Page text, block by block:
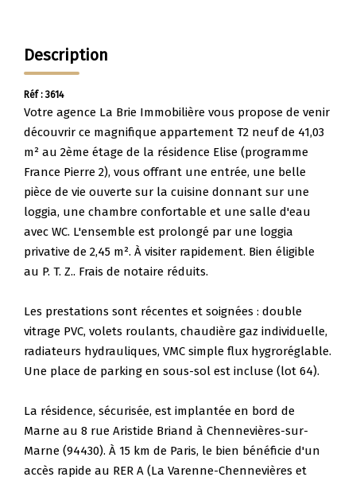
Notre Histoire
Nos Témoignages
Nous Rejoindre
CONTACT
Description
Réf : 3614
Votre agence La Brie Immobilière vous propose de venir
découvrir ce magnifique appartement T2 neuf de 41,03
m² au 2ème étage de la résidence Elise (programme
France Pierre 2), vous offrant une entrée, une belle
pièce de vie ouverte sur la cuisine donnant sur une
loggia, une chambre confortable et une salle d'eau
avec WC. L'ensemble est prolongé par une loggia
privative de 2,45 m². À visiter rapidement. Bien éligible
au P. T. Z.. Frais de notaire réduits.
Les prestations sont récentes et soignées : double
vitrage PVC, volets roulants, chaudière gaz individuelle,
radiateurs hydrauliques, VMC simple flux hygroréglable.
Une place de parking en sous-sol est incluse (lot 64).
La résidence, sécurisée, est implantée en bord de
Marne au 8 rue Aristide Briand à Chennevières-sur-
Marne (94430). À 15 km de Paris, le bien bénéficie d'un
accès rapide au RER A (La Varenne-Chennevières et